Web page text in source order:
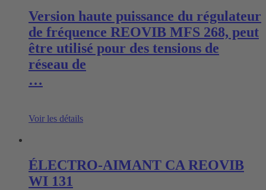
Version haute puissance du régulateur
de fréquence REOVIB MFS 268, peut
être utilisé pour des tensions de
réseau de
…
Voir les détails
ÉLECTRO-AIMANT CA REOVIB
WI 131